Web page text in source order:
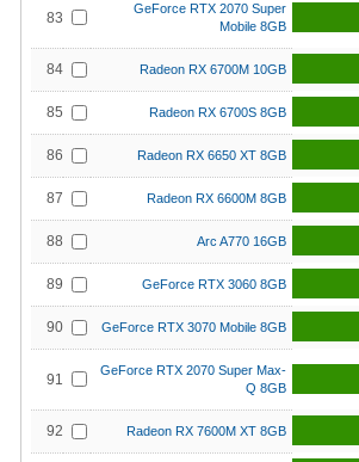
83
GeForce RTX 2070 Super
Mobile 8GB
84 Radeon RX 6700M 10GB
85 Radeon RX 6700S 8GB
86 Radeon RX 6650 XT 8GB
87 Radeon RX 6600M 8GB
88 Arc A770 16GB
89 GeForce RTX 3060 8GB
90 GeForce RTX 3070 Mobile 8GB
91
GeForce RTX 2070 Super Max-
Q 8GB
92 Radeon RX 7600M XT 8GB